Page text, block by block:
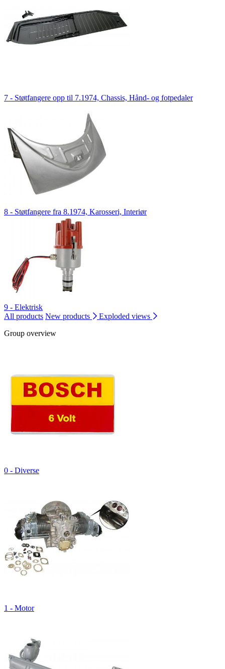
7 - Støtfangere opp til 7.1974, Chassis, Hånd- og fotpedaler
8 - Støtfangere fra 8.1974, Karosseri, Interiør
9 - Elektrisk
All products New products
Exploded views
Group overview
0 - Diverse
1 - Motor